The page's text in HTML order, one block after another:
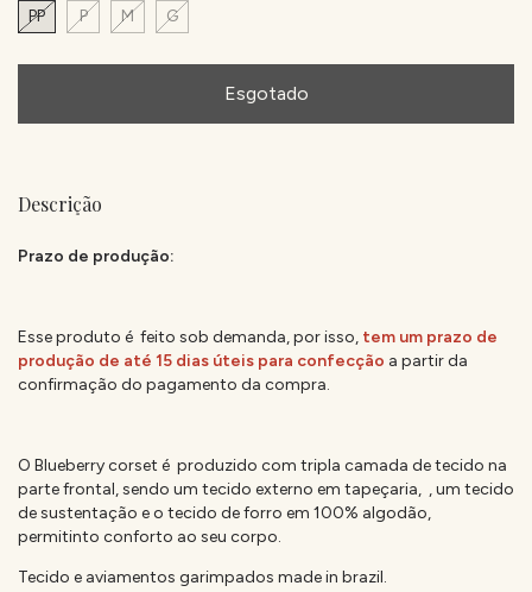
PP
P M G
Descrição
Prazo de produção:
Esse produto é feito sob demanda, por isso, tem um prazo de
produção de até 15 dias úteis para confecção a partir da
confirmação do pagamento da compra.
O Blueberry corset é produzido com tripla camada de tecido na
parte frontal, sendo um tecido externo em tapeçaria, , um tecido
de sustentação e o tecido de forro em 100% algodão,
permitinto conforto ao seu corpo.
Tecido e aviamentos garimpados made in brazil.